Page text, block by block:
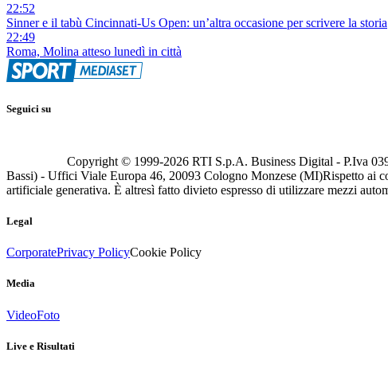
22:52
Sinner e il tabù Cincinnati-Us Open: un’altra occasione per scrivere la storia
22:49
Roma, Molina atteso lunedì in città
Seguici su
Copyright © 1999-2026 RTI S.p.A. Business Digital - P.Iva
Bassi) - Uffici Viale Europa 46, 20093 Cologno Monzese (MI)Rispetto ai
artificiale generativa. È altresì fatto divieto espresso di utilizzare mezzi
Legal
CorporatePrivacy PolicyCookie Policy
Media
VideoFoto
Live e Risultati